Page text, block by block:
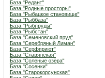
База "Редант"
База "Родные просторы"
База "Рыбацкое становище"
База "Рыббаза"
База "Рыбпруды"
База "Рыбстан"
База "Семеновский пруд"
База "Серебряный Лиман"
База "Серфприют"
База "Славянская"
База "Соленые озёра"
База "Сосенки"
База "Старокорсунская"